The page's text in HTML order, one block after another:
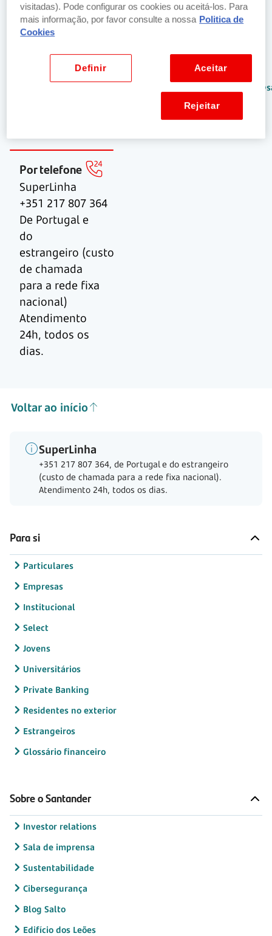
Precisa de ajuda? Fale connosco
No balcão
Encontre o
Envie-nos um
email para:
Por telefone
SuperLinha
+351 217 807 364
De Portugal e
do
estrangeiro (custo
de chamada
para a rede fixa
nacional)
Atendimento
24h, todos os
dias.
Voltar ao início
SuperLinha
+351 217 807 364, de Portugal e do estrangeiro
(custo de chamada para a rede fixa nacional).
Atendimento 24h, todos os dias.
Para si
Particulares
Empresas
Institucional
Select
Jovens
Universitários
Private Banking
Residentes no exterior
Estrangeiros
Glossário financeiro
Sobre o Santander
Investor relations
Sala de imprensa
Sustentabilidade
Cibersegurança
Blog Salto
Edifício dos Leões
visitadas). Pode configurar os cookies ou aceitá-los. Para
mais informação, por favor consulte a nossa Politica de
Cookies
Aceitar
Definir
Rejeitar